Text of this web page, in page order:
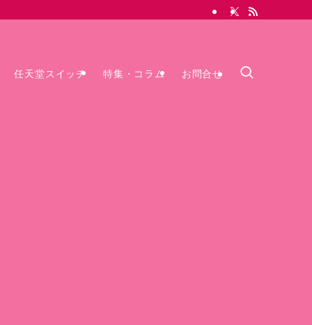
任天堂スイッチ 特集・コラム お問合せ